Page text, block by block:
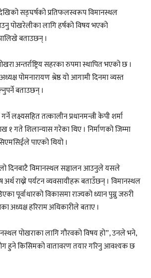
सङ्घर्षको प्रतिफलस्वरूप विमानस्थल
पोखरेलीका लागि हर्षको विषय भएको
बताउछन् ।
अन्तर्राष्ट्रिय सहरका रुपमा स्थापित भएको छ ।
पोमनारायण श्रेष्ठ यो आगामी दिनमा व्यस्त
बताउछन् ।
गर्ने लक्ष्यसहित तत्कालीन प्रधानमन्त्री केपी शर्मा
गते शिलान्यास गरेका थिए । निर्माणको जिम्मा
पाएको थियो ।
दिनबाटै विमानस्थल सञ्चालन आउनुले यसले
अर्थ राख्ने पर्यटन व्यवसायीहरू बताउँछन् । विमानस्थल
पूर्वाधारको विकासमा राज्यको ध्यान पुग्नु जरुरी
अध्यक्ष हरिराम अधिकारीले बताए ।
पोखराका लागि गौरवको विषय हो”, उनले भने,
हुने किसिमको वातावरण तयार गरिनु आवश्यक छ